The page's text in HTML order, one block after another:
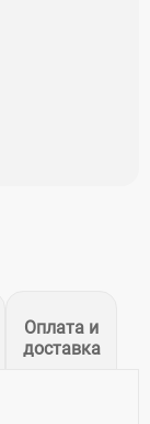
Оплата и
доставка